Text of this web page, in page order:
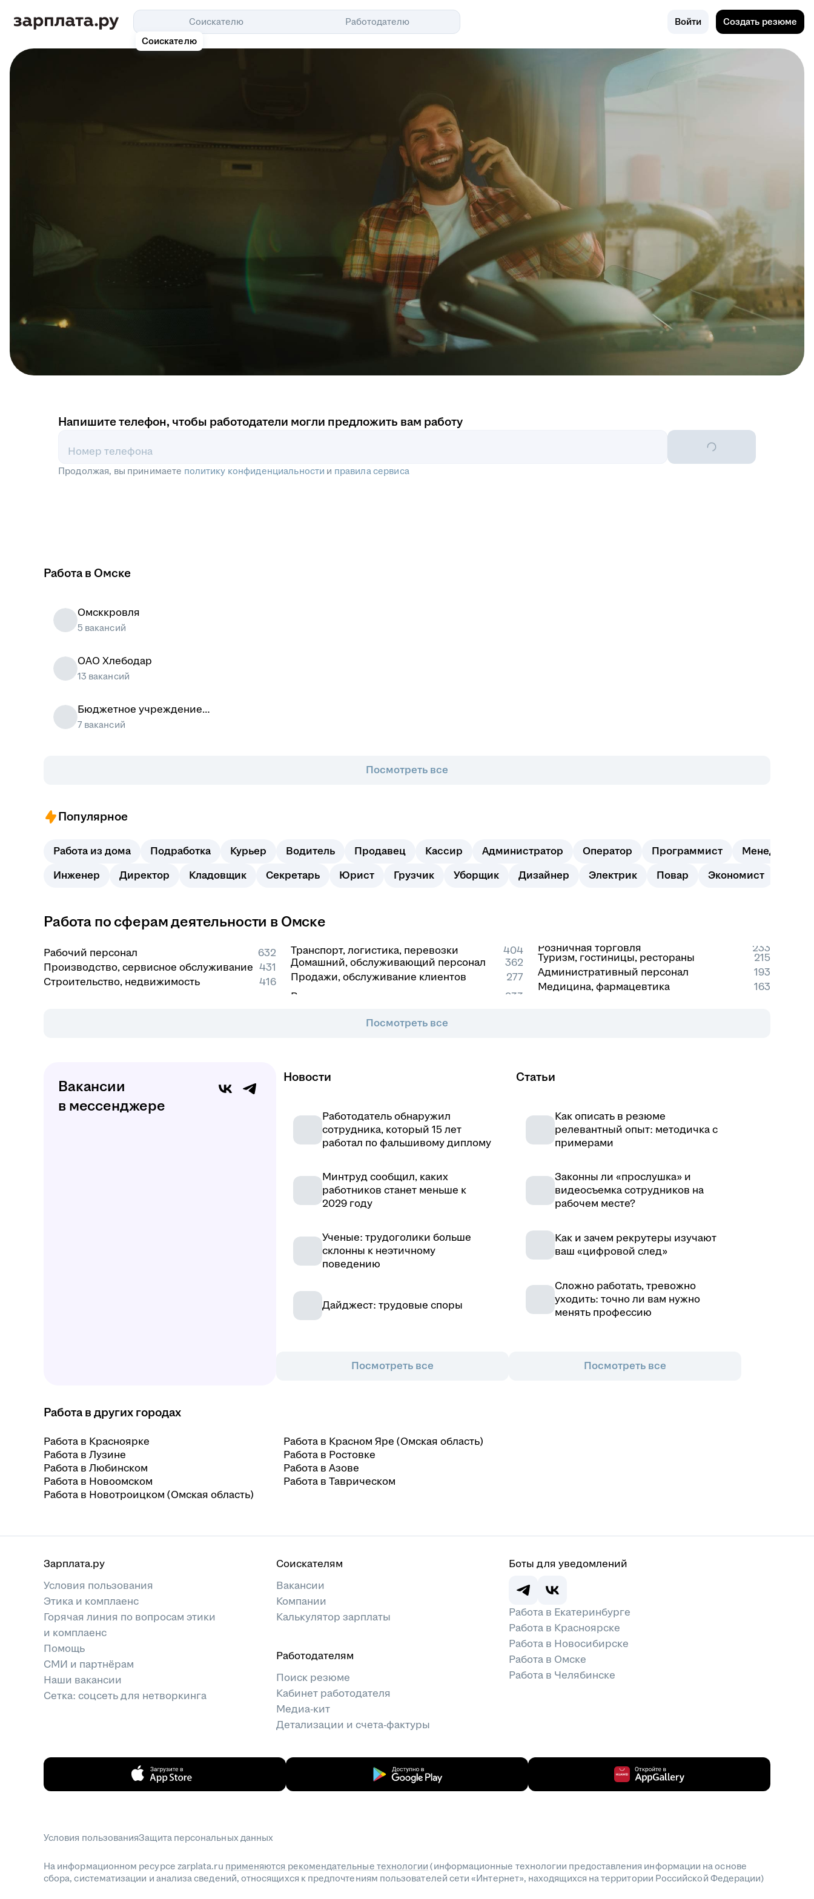
Соискателю
Соискателю
Работодателю Войти Создать резюме
Напишите телефон, чтобы работодатели могли предложить вам работу
Номер телефона
Продолжая, вы принимаете политику конфиденциальности и правила сервиса
Работа в Омске
Омсккровля
5 вакансий
ОАО Хлебодар
13 вакансий
Бюджетное учреждение
Омской области ПЕНАТЫ
7 вакансий
Посмотреть все
Популярное
Работа из дома Подработка Курьер Водитель Продавец Кассир Администратор Оператор Программист Менеджер
Инженер Директор Кладовщик Секретарь Юрист Грузчик Уборщик Дизайнер Электрик Повар Экономист
Работа по сферам деятельности в Омске
Рабочий персонал
632
Производство, сервисное обслуживание 431
Строительство, недвижимость
416
Транспорт, логистика, перевозки
404
Домашний, обслуживающий персонал
362
Продажи, обслуживание клиентов
277
Розничная торговля
233
Туризм, гостиницы, рестораны
215
Административный персонал
193
Медицина, фармацевтика
163
Посмотреть все
Вакансии
в мессенджере
Новости
Работодатель обнаружил
сотрудника, который 15 лет
работал по фальшивому диплому
Минтруд сообщил, каких
работников станет меньше к
2029 году
Ученые: трудоголики больше
склонны к неэтичному
поведению
Дайджест: трудовые споры
Посмотреть все
Статьи
Как описать в резюме
релевантный опыт: методичка с
примерами
Законны ли «прослушка» и
видеосъемка сотрудников на
рабочем месте?
Как и зачем рекрутеры изучают
ваш «цифровой след»
Сложно работать, тревожно
уходить: точно ли вам нужно
менять профессию
Посмотреть все
Работа в других городах
Работа в Красноярке
Работа в Красном Яре (Омская область)
Работа в Лузине
Работа в Ростовке
Работа в Любинском
Работа в Азове
Работа в Новоомском
Работа в Таврическом
Работа в Новотроицком (Омская область)
Зарплата.ру
Условия пользования
Этика и комплаенс
Горячая линия по вопросам этики
и комплаенс
Помощь
СМИ и партнёрам
Наши вакансии
Сетка: соцсеть для нетворкинга
Соискателям
Вакансии
Компании
Калькулятор зарплаты
Работодателям
Поиск резюме
Кабинет работодателя
Медиа-кит
Детализации и счета-фактуры
Боты для уведомлений
Работа в Екатеринбурге
Работа в Красноярске
Работа в Новосибирске
Работа в Омске
Работа в Челябинске
Условия пользованияЗащита персональных данных
На информационном ресурсе zarplata.ru применяются рекомендательные технологии (информационные технологии предоставления информации на основе
сбора, систематизации и анализа сведений, относящихся к предпочтениям пользователей сети «Интернет», находящихся на территории Российской Федерации)